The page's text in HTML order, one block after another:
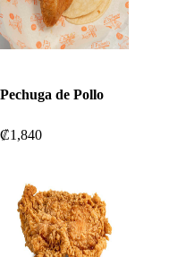
Pechuga de Pollo
₡1,840